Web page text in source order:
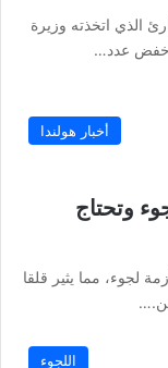
الذي اتخذته وزيرة
خفض عدد…
أخبار هولندا
وتحتاج
لجوء، مما يثير قلقا
اللجوء